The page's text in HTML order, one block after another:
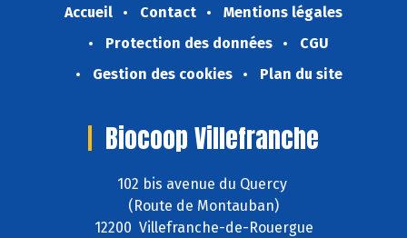
Accueil Contact
Mentions légales
Protection des données
CGU
Gestion des cookies
Plan du site
Biocoop Villefranche
102 bis avenue du Quercy
(Route de Montauban)
12200 Villefranche-de-Rouergue